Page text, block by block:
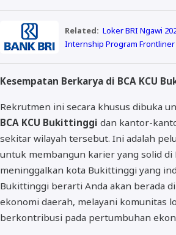
Related: Loker BRI Ngawi
Internship Program Frontliner
Kesempatan Berkarya di BCA KCU
Rekrutmen ini secara khusus dibuka
BCA KCU Bukittinggi dan kantor-
sekitar wilayah tersebut. Ini adalah
untuk membangun karier yang solid di
meninggalkan kota Bukittinggi yang
Bukittinggi berarti Anda akan berada
ekonomi daerah, melayani komunitas
berkontribusi pada pertumbuhan